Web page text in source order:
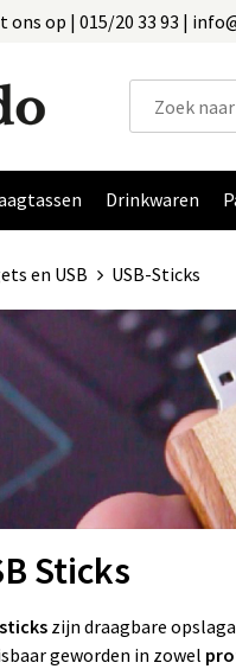
op | 015/20 33 93 |
Drinkwaren
en USB USB-Sticks
Sticks
zijn draagbare
geworden in zowel